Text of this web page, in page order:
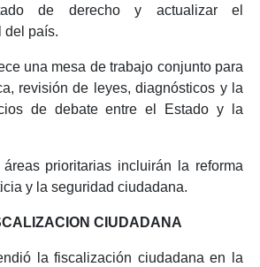
de derecho y actualizar el
del país.
una mesa de trabajo conjunto para
revisión de leyes, diagnósticos y la
de debate entre el Estado y la
prioritarias incluirán la reforma
y la seguridad ciudadana.
CIUDADANA
la fiscalización ciudadana en la